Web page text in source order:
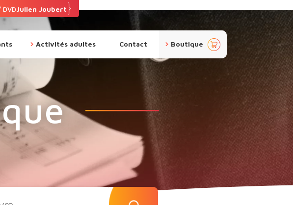
Julien Joubert
Activités adultes Contact Boutique pan
ier